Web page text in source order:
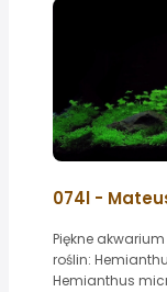
074l -
Piękne
roślin:
Hemianthus